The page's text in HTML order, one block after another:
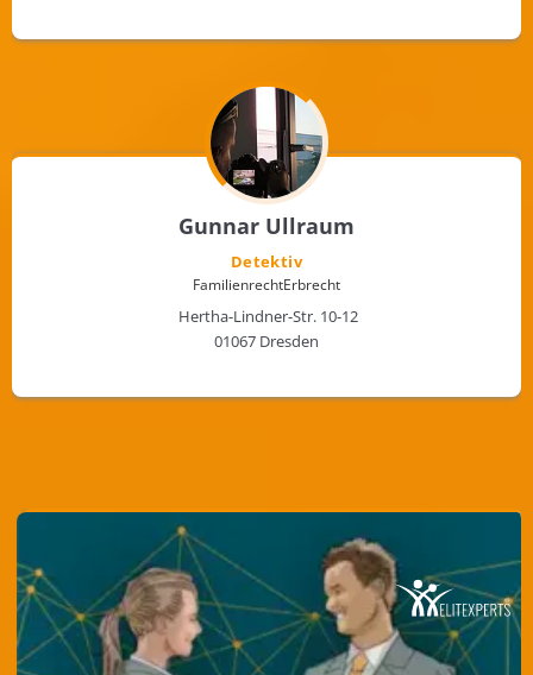
Gunnar Ullraum
Detektiv
FamilienrechtErbrecht
Hertha-Lindner-Str. 10-12
01067 Dresden